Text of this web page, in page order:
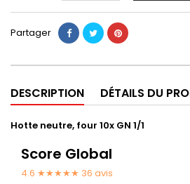
Partager
DESCRIPTION DÉTAILS DU
Hotte neutre, four 10x GN 1/1
Score Global
4.6 ★★★★★ 36 avis